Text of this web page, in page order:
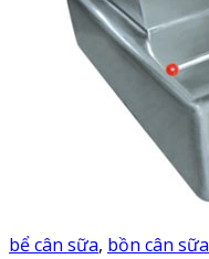
bể cân sữa, bồn cân sữa